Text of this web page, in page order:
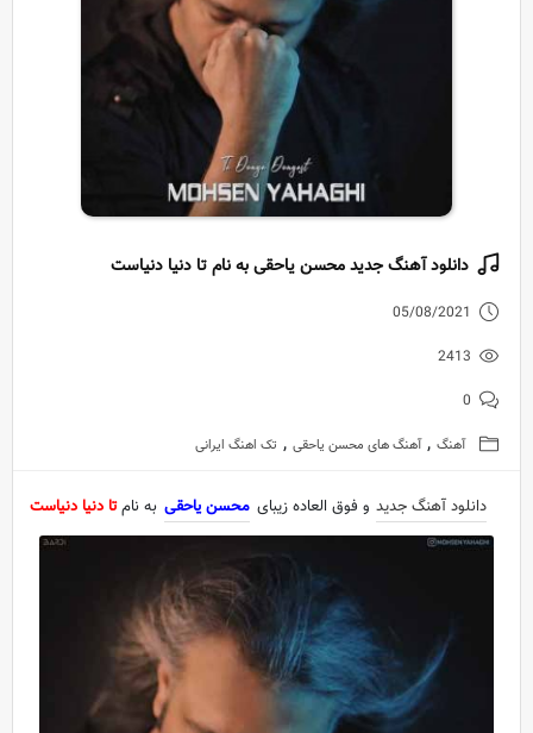
دانلود آهنگ جدید محسن یاحقی به نام تا دنیا دنیاست
05/08/2021
2413
0
آهنگ , آهنگ های محسن یاحقی , تک اهنگ ایرانی
دانلود آهنگ جدید و فوق العاده زیبای محسن یاحقی به نامتا دنیا دنیاست